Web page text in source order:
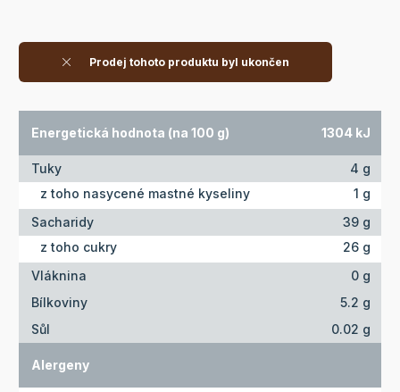
Prodej tohoto produktu byl ukončen
Energetická hodnota (na 100 g) 1304 kJ
Tuky
4 g
z toho nasycené mastné kyseliny
1 g
Sacharidy
39 g
z toho cukry
26 g
Vláknina
0 g
Bílkoviny
5.2 g
Sůl
0.02 g
Alergeny